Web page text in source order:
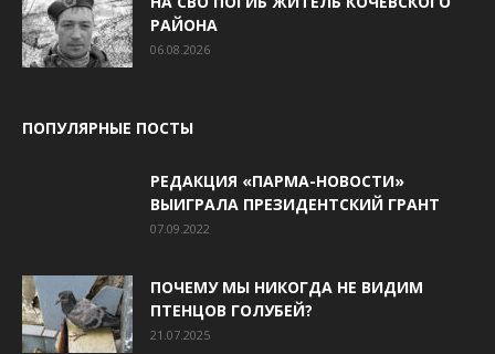
РАЙОНА
06.08.2026
ПОПУЛЯРНЫЕ ПОСТЫ
РЕДАКЦИЯ «ПАРМА-НОВОСТИ»
ВЫИГРАЛА ПРЕЗИДЕНТСКИЙ ГРАНТ
07.09.2022
ПОЧЕМУ МЫ НИКОГДА НЕ ВИДИМ
ПТЕНЦОВ ГОЛУБЕЙ?
21.07.2025